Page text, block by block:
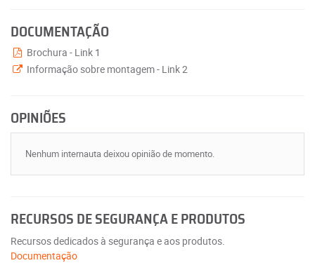
DOCUMENTAÇÃO
Brochura - Link 1
Informação sobre montagem - Link 2
OPINIÕES
Nenhum internauta deixou opinião de momento.
RECURSOS DE SEGURANÇA E PRODUTOS
Recursos dedicados à segurança e aos produtos.
Documentação